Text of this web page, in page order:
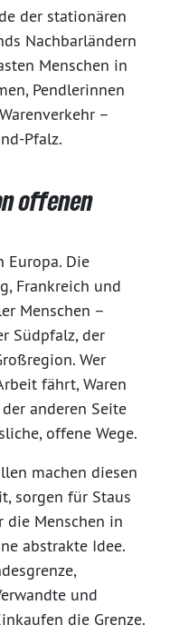
der stationären
Nachbarländern
Menschen in
Pendlerinnen
–
Pfalz.
offenen
Europa. Die
Frankreich und
Menschen –
Südpfalz, der
Wer
fährt, Waren
anderen Seite
offene Wege.
machen diesen
sorgen für Staus
die Menschen in
abstrakte Idee.
und
die Grenze.